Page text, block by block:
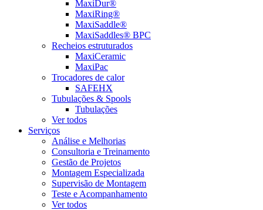
MaxiDur®
MaxiRing®
MaxiSaddle®
MaxiSaddles® BPC
Recheios estruturados
MaxiCeramic
MaxiPac
Trocadores de calor
SAFEHX
Tubulações & Spools
Tubulações
Ver todos
Serviços
Análise e Melhorias
Consultoria e Treinamento
Gestão de Projetos
Montagem Especializada
Supervisão de Montagem
Teste e Acompanhamento
Ver todos